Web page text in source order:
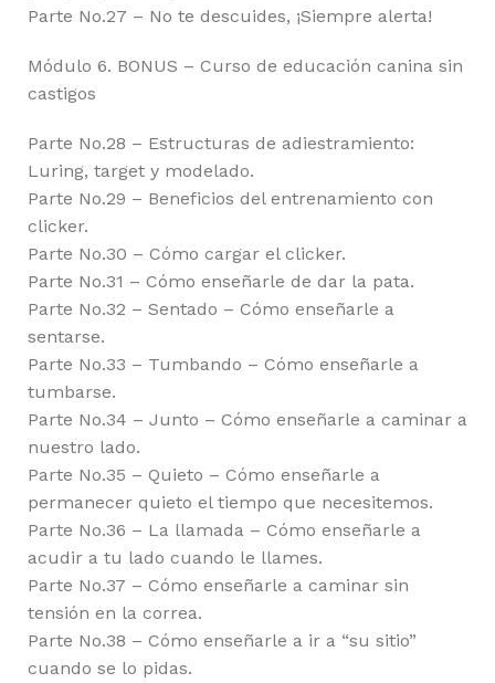
Parte No.27 – No te descuides, ¡Siempre alerta!
Módulo 6. BONUS – Curso de educación canina sin
castigos
Parte No.28 – Estructuras de adiestramiento:
Luring, target y modelado.
Parte No.29 – Beneficios del entrenamiento con
clicker.
Parte No.30 – Cómo cargar el clicker.
Parte No.31 – Cómo enseñarle de dar la pata.
Parte No.32 – Sentado – Cómo enseñarle a
sentarse.
Parte No.33 – Tumbando – Cómo enseñarle a
tumbarse.
Parte No.34 – Junto – Cómo enseñarle a caminar a
nuestro lado.
Parte No.35 – Quieto – Cómo enseñarle a
permanecer quieto el tiempo que necesitemos.
Parte No.36 – La llamada – Cómo enseñarle a
acudir a tu lado cuando le llames.
Parte No.37 – Cómo enseñarle a caminar sin
tensión en la correa.
Parte No.38 – Cómo enseñarle a ir a “su sitio”
cuando se lo pidas.